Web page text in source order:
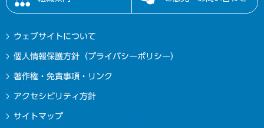
ウェブサイトについて
個人情報保護方針（プライバシーポリシー）
著作権・免責事項・リンク
アクセシビリティ方針
サイトマップ